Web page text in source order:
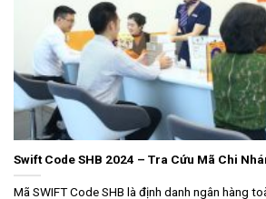
Swift Code SHB 2024 – Tra Cứu Mã Chi
Mã SWIFT Code SHB là định danh ngân hàng